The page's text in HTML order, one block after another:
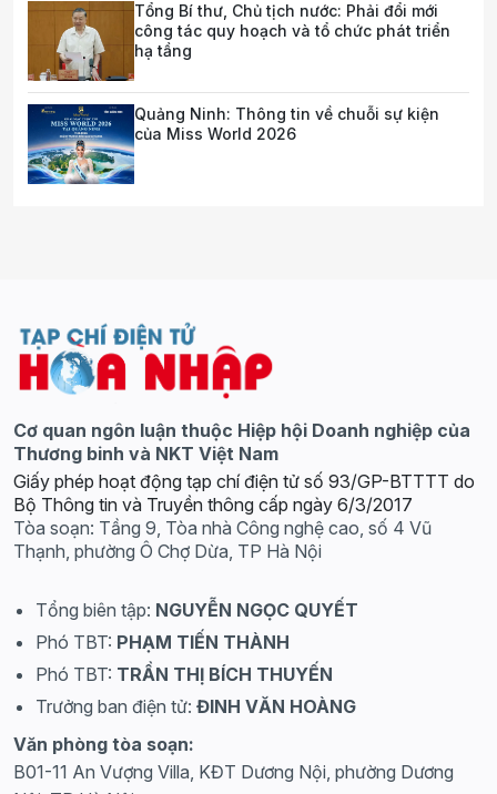
Tổng Bí thư, Chủ tịch nước: Phải đổi mới
công tác quy hoạch và tổ chức phát triển
hạ tầng
Quảng Ninh: Thông tin về chuỗi sự kiện
của Miss World 2026
Cơ quan ngôn luận thuộc Hiệp hội Doanh nghiệp của
Thương binh và NKT Việt Nam
Giấy phép hoạt động tạp chí điện tử số 93/GP-BTTTT do
Bộ Thông tin và Truyền thông cấp ngày 6/3/2017
Tòa soạn: Tầng 9, Tòa nhà Công nghệ cao, số 4 Vũ
Thạnh, phường Ô Chợ Dừa, TP Hà Nội
Tổng biên tập: NGUYỄN NGỌC QUYẾT
Phó TBT: PHẠM TIẾN THÀNH
Phó TBT: TRẦN THỊ BÍCH THUYẾN
Trưởng ban điện tử: ĐINH VĂN HOÀNG
Văn phòng tòa soạn:
B01-11 An Vượng Villa, KĐT Dương Nội, phường Dương